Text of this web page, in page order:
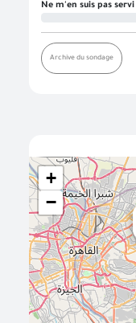
Ne m'en suis pas servi
Archive du sondage
+
−